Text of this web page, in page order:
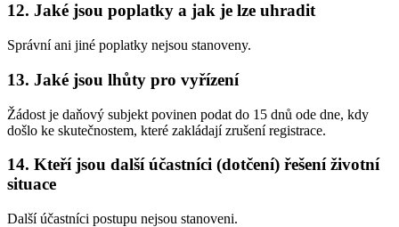
12. Jaké jsou poplatky a jak je lze uhradit
Správní ani jiné poplatky nejsou stanoveny.
13. Jaké jsou lhůty pro vyřízení
Žádost je daňový subjekt povinen podat do 15 dnů ode dne, kdy
došlo ke skutečnostem, které zakládají zrušení registrace.
14. Kteří jsou další účastníci (dotčení) řešení životní
situace
Další účastníci postupu nejsou stanoveni.